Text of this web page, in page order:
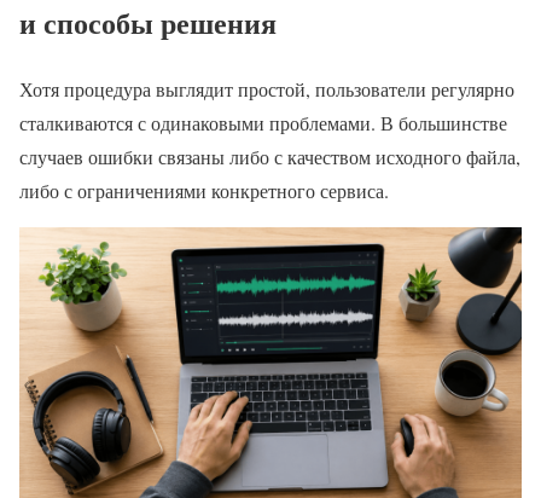
и способы решения
Хотя процедура выглядит простой, пользователи регулярно
сталкиваются с одинаковыми проблемами. В большинстве
случаев ошибки связаны либо с качеством исходного файла,
либо с ограничениями конкретного сервиса.